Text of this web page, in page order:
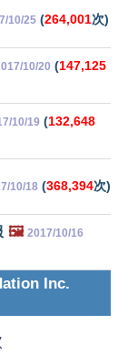
10/25 (264,001次)
10/20 (147,125
10/19 (132,648
10/18 (368,394次)
🖼️ 2017/10/16
Inc.